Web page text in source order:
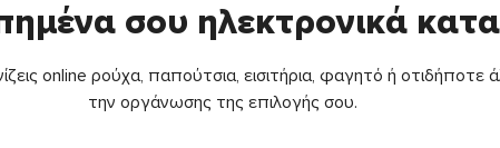
σου ηλεκτρονικά
online ρούχα, παπούτσια, εισιτήρια, φαγητό ή οτιδήποτε
την οργάνωσης της επιλογής σου.